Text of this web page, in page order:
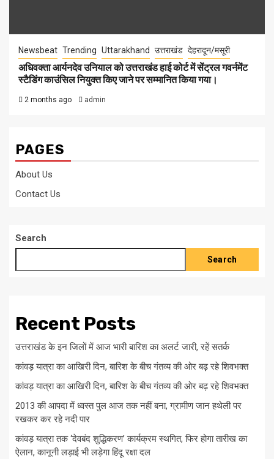
Newsbeat Trending Uttarakhand उत्तराखंड देहरादून/मसूरी
अधिवक्ता आर्यनदेव उनियाल को उत्तराखंड हाई कोर्ट में सेंट्रल गवर्नमेंट
स्टैडिंग काउंसिल नियुक्त किए जाने पर सम्मानित किया गया।
2 months ago admin
PAGES
About Us
Contact Us
Search
Search
Recent Posts
उत्तराखंड के इन जिलों में आज भारी बारिश का अलर्ट जारी, रहें सतर्क
कांवड़ यात्रा का आखिरी दिन, बारिश के बीच गंतव्य की ओर बढ़ रहे शिवभक्त
कांवड़ यात्रा का आखिरी दिन, बारिश के बीच गंतव्य की ओर बढ़ रहे शिवभक्त
2013 की आपदा में ध्वस्त पुल आज तक नहीं बना, ग्रामीण जान हथेली पर
रखकर कर रहे नदी पार
कांवड़ यात्रा तक ‘देवबंद शुद्धिकरण’ कार्यक्रम स्थगित, फिर होगा तारीख का
ऐलान, कानूनी लड़ाई भी लड़ेगा हिंदू रक्षा दल